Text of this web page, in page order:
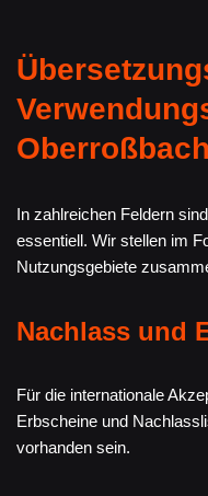
Oberroßbach
In zahlreichen Feldern
essentiell. Wir stellen im
Nutzungsgebiete
Nachlass und
Für die internationale
Erbscheine und
vorhanden sein.